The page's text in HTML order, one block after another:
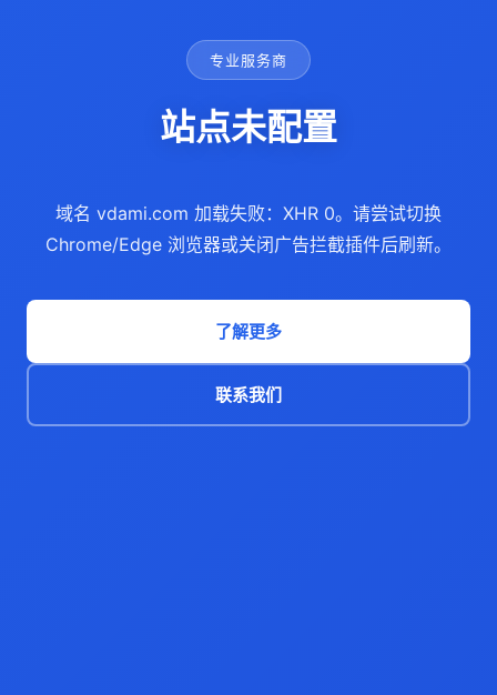
专业服务商
站点未配置
域名 vdami.com 加载失败：XHR 0。请尝试切换
Chrome/Edge 浏览器或关闭广告拦截插件后刷新。
了解更多
联系我们